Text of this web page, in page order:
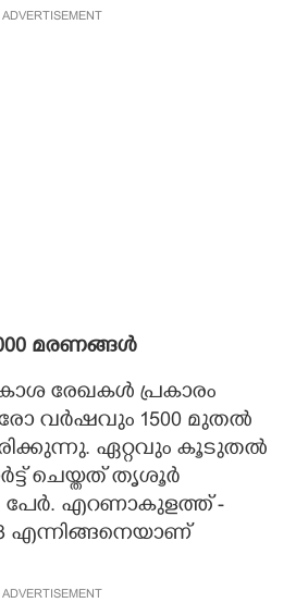
ADVERTISEMENT
മരണങ്ങൾ
രേഖകൾ പ്രകാരം
വർഷവും 1500 മുതൽ
ഏറ്റവും കൂടുതൽ
ചെയ്തത് തൃശൂർ
പേർ. എറണാകുളത്ത് -
എന്നിങ്ങനെയാണ്
ADVERTISEMENT